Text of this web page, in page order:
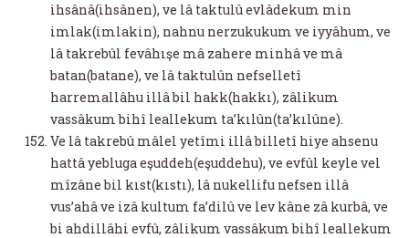
ihsânâ(ihsânen), ve lâ taktulû evlâdekum min
imlak(imlakin), nahnu nerzukukum ve iyyâhum, ve
lâ takrebûl fevâhışe mâ zahere minhâ ve mâ
batan(batane), ve lâ taktulûn nefselletî
harremallâhu illâ bil hakk(hakkı), zâlikum
vassâkum bihî leallekum ta’kılûn(ta’kılûne).
Ve lâ takrebû mâlel yetîmi illâ billetî hiye ahsenu
hattâ yebluga eşuddeh(eşuddehu), ve evfûl keyle vel
mîzâne bil kıst(kıstı), lâ nukellifu nefsen illâ
vus’ahâ ve izâ kultum fa’dilû ve lev kâne zâ kurbâ, ve
bi ahdillâhi evfû, zâlikum vassâkum bihî leallekum